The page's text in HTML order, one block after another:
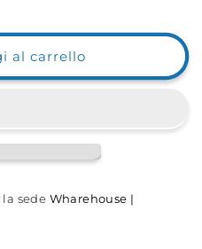
al carrello
sede Wharehouse |